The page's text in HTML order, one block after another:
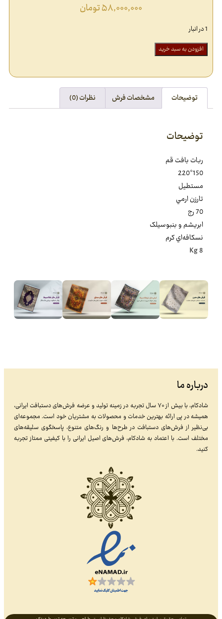
۵۸,۰۰۰,۰۰۰تومان
1 در انبار
افزودن به سبد خرید
توضیحات مشخصات فرش نظرات (0)
توضیحات
ربات بافت قم
150*220
مستطيل
تارزن ارمي
70 رج
ابريشم و بنبوسيلک
نسکافه‌اي کرم
8 Kg
درباره ما
شادکام، با بیش از ۷۰ سال تجربه در زمینه تولید و عرضه فرش‌های دستبافت ایرانی،
همیشه در پی ارائه بهترین خدمات و محصولات به مشتریان خود است. مجموعه‌ای
بی‌نظیر از فرش‌های دستبافت در طرح‌ها و رنگ‌های متنوع، پاسخگوی سلیقه‌های
مختلف است. با اعتماد به شادکام، فرش‌های اصیل ایرانی را با کیفیتی ممتاز تجربه
کنید.